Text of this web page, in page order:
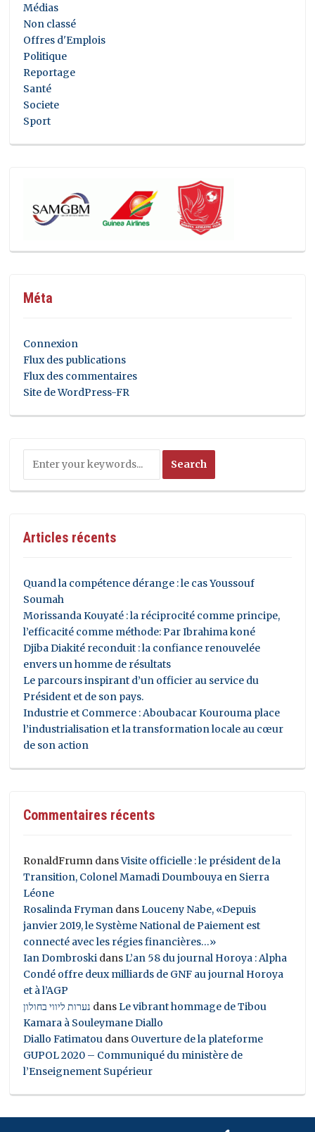
Médias
Non classé
Offres d'Emplois
Politique
Reportage
Santé
Societe
Sport
Méta
Connexion
Flux des publications
Flux des commentaires
Site de WordPress-FR
Articles récents
Quand la compétence dérange : le cas Youssouf
Soumah
Morissanda Kouyaté : la réciprocité comme principe,
l’efficacité comme méthode: Par Ibrahima koné
Djiba Diakité reconduit : la confiance renouvelée
envers un homme de résultats
Le parcours inspirant d’un officier au service du
Président et de son pays.
Industrie et Commerce : Aboubacar Kourouma place
l’industrialisation et la transformation locale au cœur
de son action
Commentaires récents
RonaldFrumn dansVisite officielle : le président de la
Transition, Colonel Mamadi Doumbouya en Sierra
Léone
Rosalinda Fryman dansLouceny Nabe, «Depuis
janvier 2019, le Système National de Paiement est
connecté avec les régies financières…»
Ian Dombroski dansL’an 58 du journal Horoya : Alpha
Condé offre deux milliards de GNF au journal Horoya
et à l’AGP
נערות ליווי בחולון dansLe vibrant hommage de Tibou
Kamara à Souleymane Diallo
Diallo Fatimatou dans Ouverture de la plateforme
GUPOL 2020 – Communiqué du ministère de
l’Enseignement Supérieur